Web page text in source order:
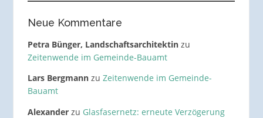
Neue Kommentare
Petra Bünger, Landschaftsarchitektinzu
Zeitenwende im Gemeinde-Bauamt
Lars Bergmannzu Zeitenwende im Gemeinde-
Bauamt
Alexanderzu Glasfasernetz: erneute Verzögerung